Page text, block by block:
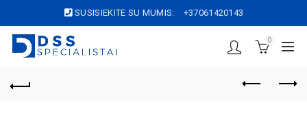
SUSISIEKITE SU MUMIS: +37061420143
0